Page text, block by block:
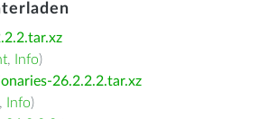
, Info)
26.2.2.2.tar.xz
, Info)